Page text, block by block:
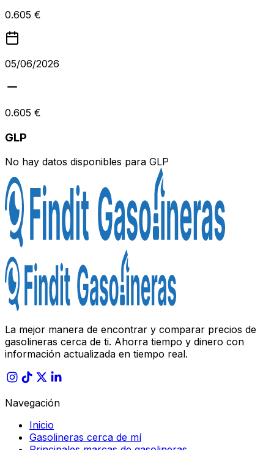
0.605 €
05/06/2026
0.605 €
GLP
No hay datos disponibles para GLP
La mejor manera de encontrar y comparar precios de
gasolineras cerca de ti. Ahorra tiempo y dinero con
información actualizada en tiempo real.
Navegación
Inicio
Gasolineras cerca de mí